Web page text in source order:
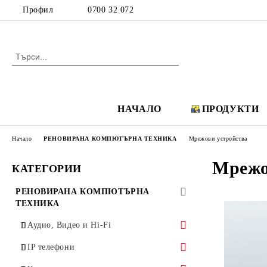
Профил 0700 32 072
НАЧАЛО ПРОДУКТИ
КАТЕГОРИИ
РЕНОВИРАНА КОМПЮТЪРНА
ТЕХНИКА
Аудио, Видео и Hi-Fi
Аудио системи Creative
IP телефони
Начало РЕНОВИРАНА КОМПЮТЪРНА ТЕХНИКА Мрежови устройства